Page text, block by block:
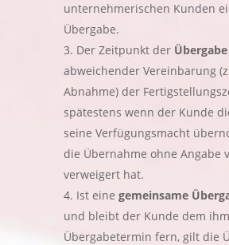
unternehmerischen Kunden
Übergabe.
Der Zeitpunkt der Übergabe
abweichender Vereinbarung
Abnahme) der
spätestens wenn der Kunde
seine Verfügungsmacht
die Übernahme ohne Angabe
verweigert hat.
Ist eine gemeinsame
und bleibt der Kunde dem
Übergabetermin fern, gilt die